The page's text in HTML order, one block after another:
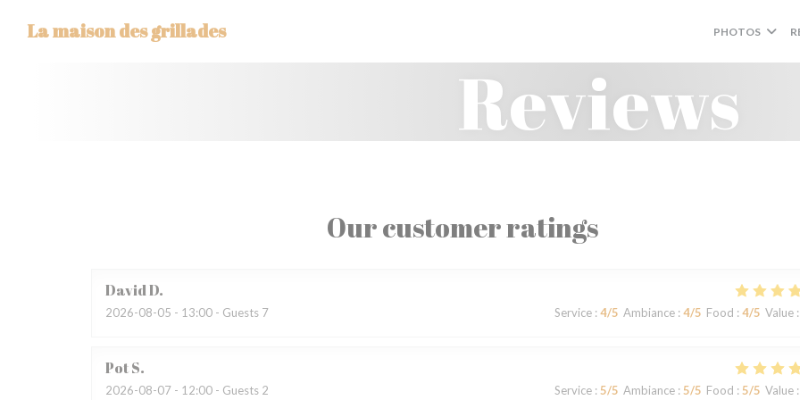
La maison des grillades PHOTOS
Reviews
Our customer ratings
DavidD
2026-08-05 - 13:00 - Guests 7 Service: 4/5 Ambiance: 4/5 Food : 4/5 Value:
PotS
2026-08-07 - 12:00 - Guests 2 Service: 5/5 Ambiance: 5/5 Food : 5/5 Value: